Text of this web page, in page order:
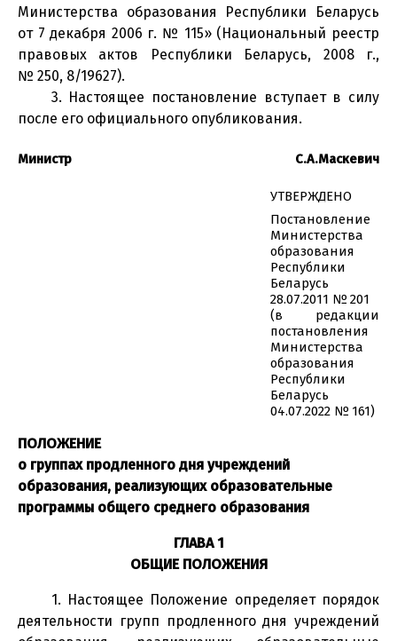
Министерства образования Республики Беларусь
от 7 декабря 2006 г. № 115» (Национальный реестр
правовых актов Республики Беларусь, 2008 г.,
№ 250, 8/19627).
3. Настоящее постановление вступает в силу
после его официального опубликования.
Министр С.А.Маскевич
УТВЕРЖДЕНО
Постановление
Министерства
образования
Республики
Беларусь
28.07.2011 № 201
(в редакции
постановления
Министерства
образования
Республики
Беларусь
04.07.2022 № 161)
ПОЛОЖЕНИЕ
о группах продленного дня учреждений
образования, реализующих образовательные
программы общего среднего образования
ГЛАВА 1
ОБЩИЕ ПОЛОЖЕНИЯ
1. Настоящее Положение определяет порядок
деятельности групп продленного дня учреждений